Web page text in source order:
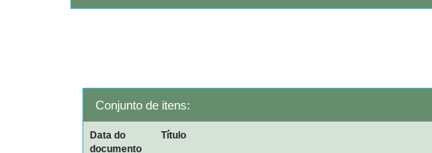
Conjunto de itens:
Data do
documento
Título